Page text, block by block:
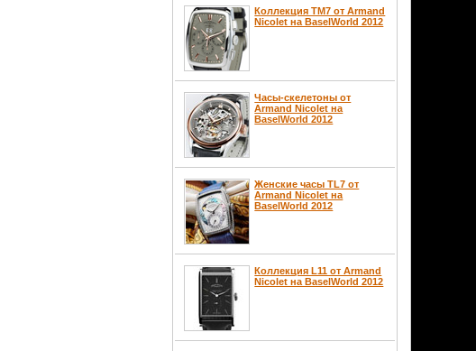
Коллекция ТМ7 от Armand
Nicolet на BaselWorld 2012
Часы-скелетоны от
Armand Nicolet на
BaselWorld 2012
Женские часы TL7 от
Armand Nicolet на
BaselWorld 2012
Коллекция L11 от Armand
Nicolet на BaselWorld 2012